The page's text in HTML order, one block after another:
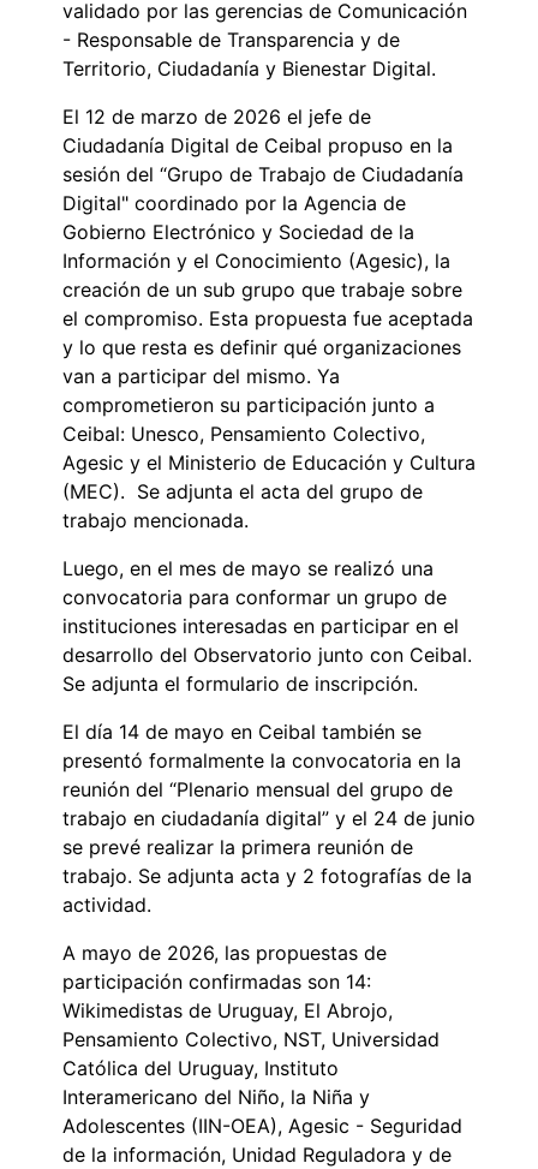
validado por las gerencias de Comunicación
- Responsable de Transparencia y de
Territorio, Ciudadanía y Bienestar Digital.
El 12 de marzo de 2026 el jefe de
Ciudadanía Digital de Ceibal propuso en la
sesión del “Grupo de Trabajo de Ciudadanía
Digital" coordinado por la Agencia de
Gobierno Electrónico y Sociedad de la
Información y el Conocimiento (Agesic), la
creación de un sub grupo que trabaje sobre
el compromiso. Esta propuesta fue aceptada
y lo que resta es definir qué organizaciones
van a participar del mismo. Ya
comprometieron su participación junto a
Ceibal: Unesco, Pensamiento Colectivo,
Agesic y el Ministerio de Educación y Cultura
(MEC). Se adjunta el acta del grupo de
trabajo mencionada.
Luego, en el mes de mayo se realizó una
convocatoria para conformar un grupo de
instituciones interesadas en participar en el
desarrollo del Observatorio junto con Ceibal.
Se adjunta el formulario de inscripción.
El día 14 de mayo en Ceibal también se
presentó formalmente la convocatoria en la
reunión del “Plenario mensual del grupo de
trabajo en ciudadanía digital” y el 24 de junio
se prevé realizar la primera reunión de
trabajo. Se adjunta acta y 2 fotografías de la
actividad.
A mayo de 2026, las propuestas de
participación confirmadas son 14:
Wikimedistas de Uruguay, El Abrojo,
Pensamiento Colectivo, NST, Universidad
Católica del Uruguay, Instituto
Interamericano del Niño, la Niña y
Adolescentes (IIN-OEA), Agesic - Seguridad
de la información, Unidad Reguladora y de